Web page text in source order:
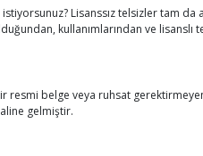
Lisanssız telsizler tam da
kullanımlarından ve lisanslı
belge veya ruhsat
gelmiştir.